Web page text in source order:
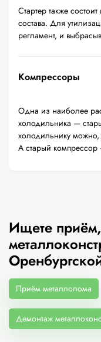
Стартер также
состава. Для
регламент, и
Компрессоры
Одна из наиболее
холодильника —
холодильнику можно,
А старый компрессор
Ищете
Приём металлолома
Демонтаж